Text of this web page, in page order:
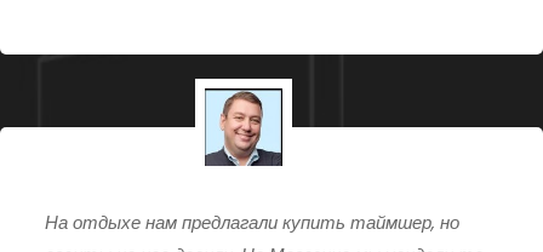
На отдыхе нам предлагали купить таймшер, но